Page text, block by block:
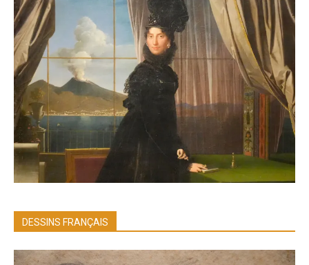
DESSINS FRANÇAIS